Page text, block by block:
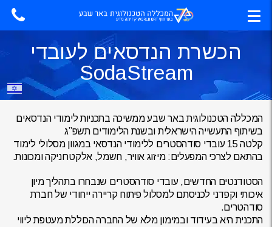
הכשרת הנדסאים לעובדי
SodaStream
המכללה הטכנולוגית באר שבע ממשיכה בתכניות לימודי הנדסאים
בשיתוף התעשייה הישראלית ובשנת הלימודים תשפ”ג
קלטה 15 עובדי סודהסטרים ללימודי הנדסאי במגוון מסלולי לימוד
בהתאם לצרכי המפעלים: מיזוג אוויר, חשמל, אלקטרוניקה ומכונות.
הסטודנטים החדשים, עובדי סודהסטרים שנבחרו בתהליך מיון
איכותי וקפדני לכניסתם למסלול פיתוח קריירה ייחודי של חברת
סודהטרים.
התכנית היא בעידוד ובמימון מלא של החברה הכוללת מעטפת ליווי